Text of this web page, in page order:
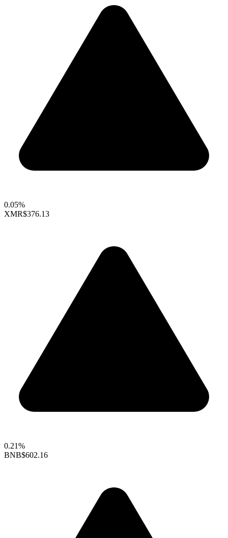
0.05%
XMR$376.13
0.21%
BNB$602.16